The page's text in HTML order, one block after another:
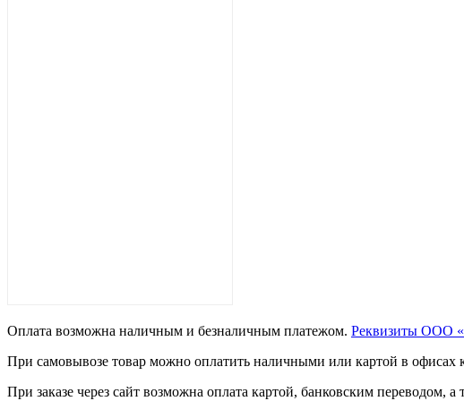
Оплата возможна наличным и безналичным платежом. Реквизиты
При самовывозе товар можно оплатить наличными или картой в офисах
При заказе через сайт возможна оплата картой, банковским